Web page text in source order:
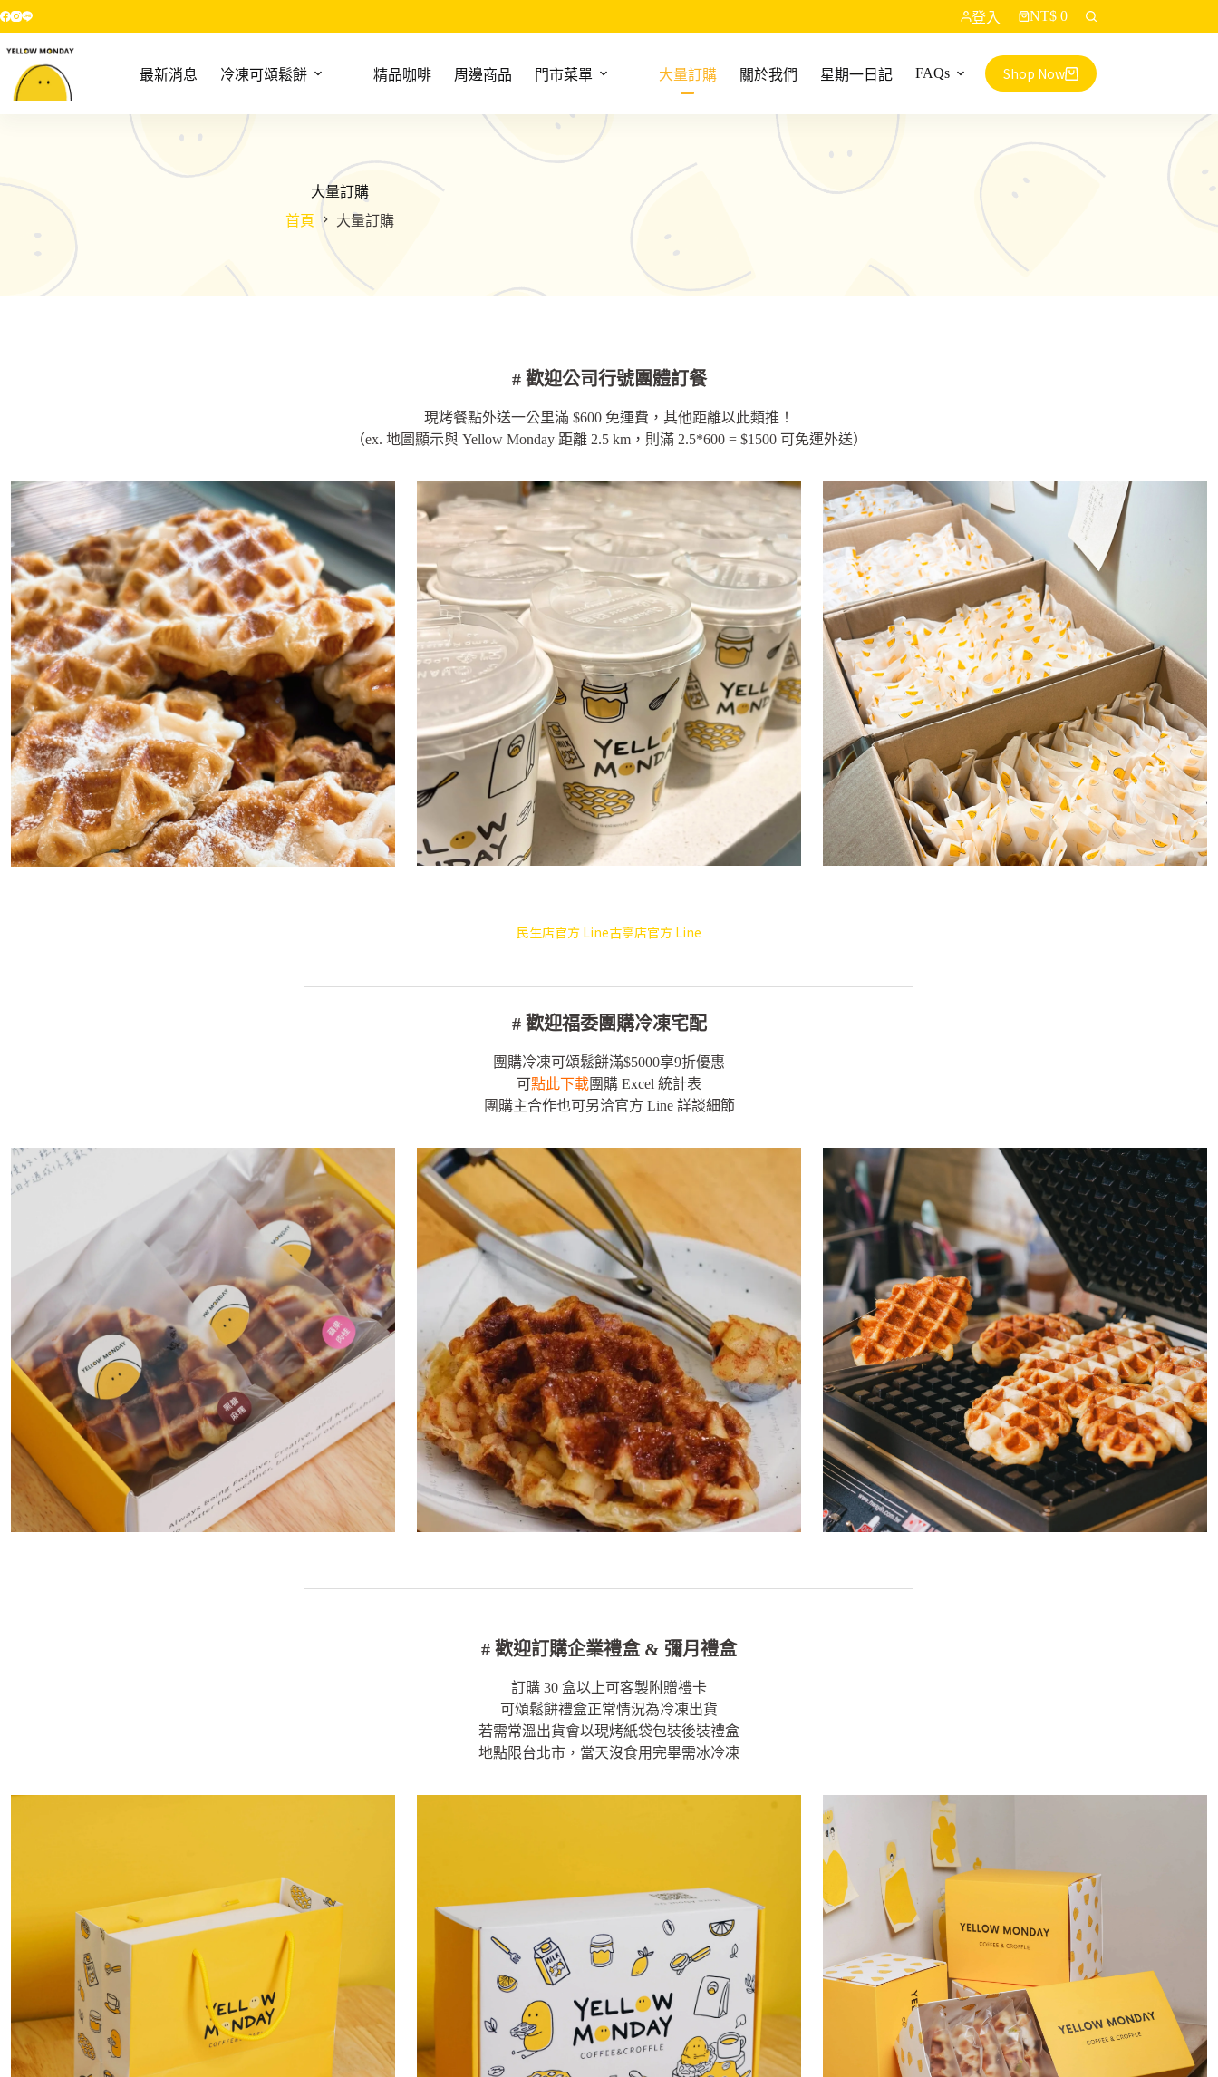
跳
至
主
內
登入
車
NT$0
最新消息 冷凍可頌鬆餅 精品咖啡 周邊商品 門市菜單 大量訂購 關於我們 星期一日記 FAQs Shop Now
大量訂購
首頁
大量訂購
# 歡迎公司行號團體訂餐
現烤餐點外送一公里滿 $600 免運費，其他距離以此類推！
（ex. 地圖顯示與 Yellow Monday 距離 2.5 km，則滿 2.5*600 = $1500 可免運外送）
民生店官方 Line古亭店官方 Line
# 歡迎福委團購冷凍宅配
團購冷凍可頌鬆餅滿$5000享9折優惠
可點此下載團購 Excel 統計表
團購主合作也可另洽官方 Line 詳談細節
# 歡迎訂購企業禮盒 & 彌月禮盒
訂購 30 盒以上可客製附贈禮卡
可頌鬆餅禮盒正常情況為冷凍出貨
若需常溫出貨會以現烤紙袋包裝後裝禮盒
地點限台北市，當天沒食用完畢需冰冷凍